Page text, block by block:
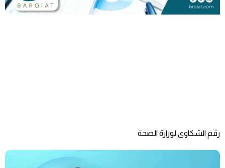
رقم الشكاوى لوزارة الصحة